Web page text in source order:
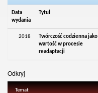
Data
wydania
Tytuł
2018
Twórczość codzienna jako
wartość w procesie
readaptacji
Odkryj
Temat